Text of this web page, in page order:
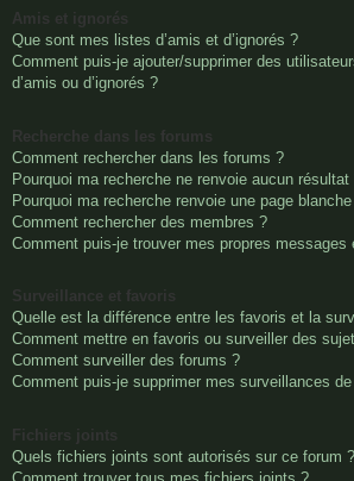
Que sont mes listes d’amis et d’ignorés ?
Comment puis-je ajouter/supprimer des
d’amis ou d’ignorés ?
Comment rechercher dans les forums ?
Pourquoi ma recherche ne renvoie aucun résultat
Pourquoi ma recherche renvoie une page
Comment rechercher des membres ?
Comment puis-je trouver mes propres messages
Quelle est la différence entre les favoris et la
Comment mettre en favoris ou surveiller des
Comment surveiller des forums ?
Comment puis-je supprimer mes surveillances
Quels fichiers joints sont autorisés sur ce forum ?
Comment trouver tous mes fichiers joints ?